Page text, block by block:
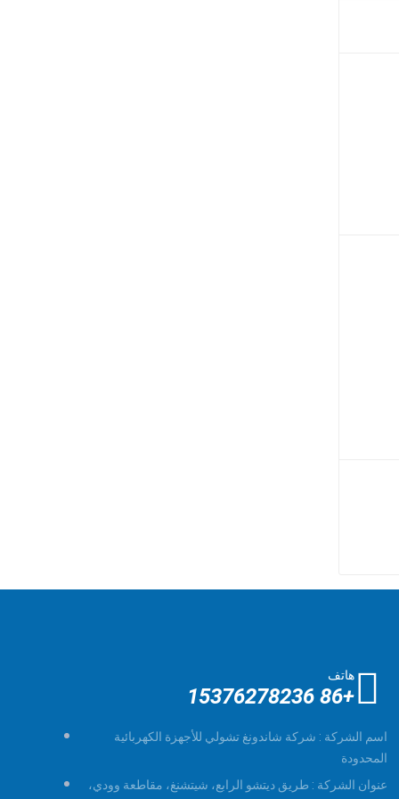
هاتف
+86 15376278236
اسم الشركة : شركة شاندونغ تشولي للأجهزة الكهربائية
المحدودة
عنوان الشركة : طريق ديتشو الرابع، شيتشنغ، مقاطعة وودي،